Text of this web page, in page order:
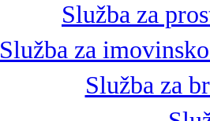
Služba za
Služba za
Služba za